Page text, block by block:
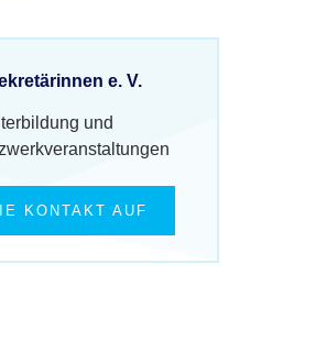
e. V.
und
KONTAKT AUF